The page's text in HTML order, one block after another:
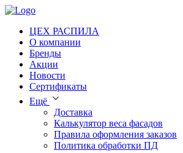
ЦЕХ РАСПИЛА
О компании
Бренды
Акции
Новости
Сертификаты
Ещё
Доставка
Калькулятор веса фасадов
Правила оформления заказов
Политика обработки ПД